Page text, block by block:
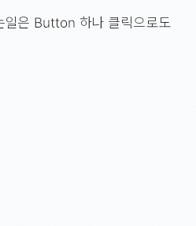
일은 Button 하나 클릭으로도